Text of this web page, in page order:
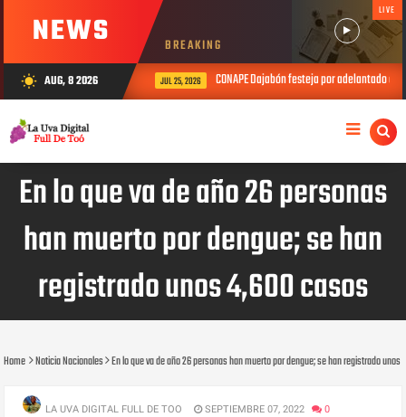
NEWS BREAKING
LIVE
wb_sunny AUG, 8 2026 JUL 25, 2026 CONAPE Dajabón festeja por adelantado el Día
En lo que va de año 26 personas
han muerto por dengue; se han
registrado unos 4,600 casos
Home Noticia Nacionales En lo que va de año 26 personas han muerto por dengue; se han registrado unos
LA UVA DIGITAL FULL DE TOO SEPTIEMBRE 07, 2022 0